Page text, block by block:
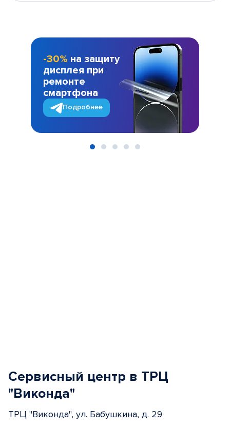
-30% на защиту
дисплея при
ремонте
смартфона
Подробнее
Сервисный центр в ТРЦ
"Виконда"
ТРЦ "Виконда", ул. Бабушкина, д. 29